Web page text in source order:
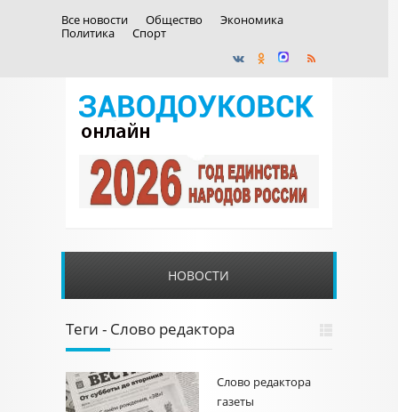
Все новости Общество
Экономика
Политика
Спорт
НОВОСТИ
Теги - Слово редактора
Слово редактора
газеты